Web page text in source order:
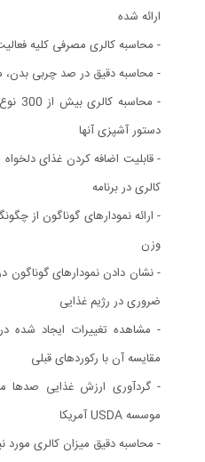
ارائه شده
- محاسبه کالری مصرفی کلیه
- محاسبه دقیق در صد چربی بدن،
-
دستور آشپزی آنها
- قابلیت اضافه کردن غذای
کالری در برنامه
- ارائه نمودارهای گوناگون از
وزن
- نشان دادن نمودارهای
ضروری در رژیم غذایی
- مشاهده تغییرات ایجاد شده
مقایسه آن با رکوردهای قبلی
- گردآوری ارزش غذایی صدها
موسسه USDA آمریکا
- محاسبه دقیق میزان کالری